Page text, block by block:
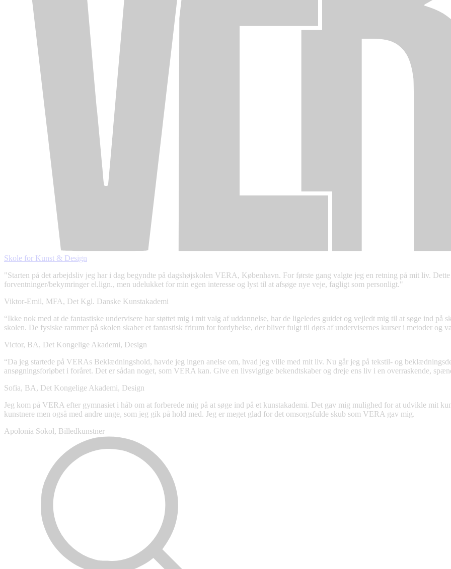
Skole for Kunst & Design
"Starten på det arbejdsliv jeg har i dag begyndte på dagshøjskolen VERA, København. For første gang valgte jeg en retning på mit liv.
forventninger/bekymringer el.lign., men udelukket for min egen interesse og lyst til at afsøge nye veje, fagligt som personligt."
Viktor-Emil, MFA, Det Kgl. Danske Kunstakademi
“Ikke nok med at de fantastiske undervisere har støttet mig i mit valg af uddannelse, har de ligeledes guidet og vejledt mig til at søge ind på
skolen. De fysiske rammer på skolen skaber et fantastisk frirum for fordybelse, der bliver fulgt til dørs af undervisernes kurser i metoder og
Victor, BA, Det Kongelige Akademi, Design
“Da jeg startede på VERAs Beklædningshold, havde jeg ingen anelse om, hvad jeg ville med mit liv. Nu går jeg på tekstil- og
ansøgningsforløbet i foråret. Det er sådan noget, som VERA kan. Give en livsvigtige bekendtskaber og dreje ens liv i en overraskende,
Sofia, BA, Det Kongelige Akademi, Design
Jeg kom på VERA efter gymnasiet i håb om at forberede mig på at søge ind på et kunstakademi. Det gav mig mulighed for at udvikle mit
kunstnere men også med andre unge, som jeg gik på hold med. Jeg er meget glad for det omsorgsfulde skub som VERA gav mig.
Apolonia Sokol, Billedkunstner